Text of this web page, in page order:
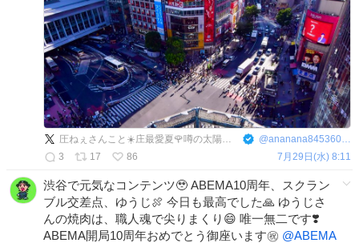
圧ねぇさんこと☀️庄最愛夏🌹噂の太陽娘☀️ @ananana84536062
3
17 86 7月29日(水) 8:11
渋谷で元気なコンテンツ🥹 ABEMA10周年、スクラン
ブル交差点、ゆうじ🍖 今日も最高でした🙏 ゆうじさ
んの焼肉は、職人魂で尖りまくり😄 唯一無二です❣️
ABEMA開局10周年おめでとう御座います㊗️ @ABEMA